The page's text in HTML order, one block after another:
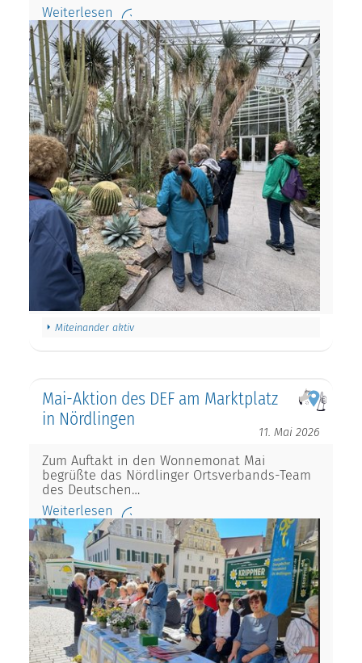
Weiterlesen
Miteinander aktiv
Mai-Aktion des DEF am Marktplatz
in Nördlingen
11. Mai 2026
Zum Auftakt in den Wonnemonat Mai
begrüßte das Nördlinger Ortsverbands-Team
des Deutschen…
Weiterlesen